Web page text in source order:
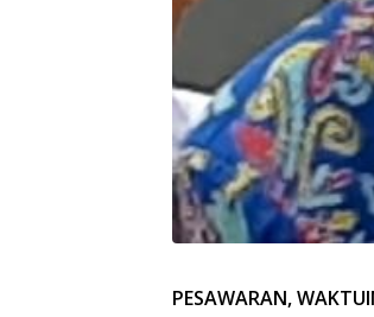
PESAWARAN,